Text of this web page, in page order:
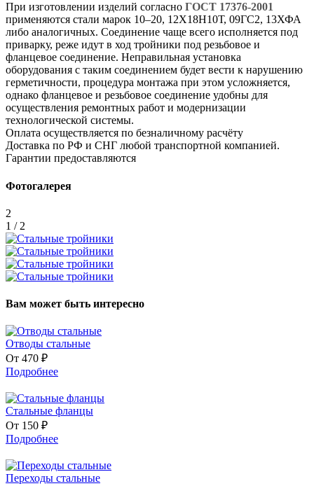
При изготовлении изделий согласно ГОСТ 17376-2001
применяются стали марок 10–20, 12Х18Н10Т, 09ГС2, 13ХФА
либо аналогичных. Соединение чаще всего исполняется под
приварку, реже идут в ход тройники под резьбовое и
фланцевое соединение. Неправильная установка
оборудования с таким соединением будет вести к нарушению
герметичности, процедура монтажа при этом усложняется,
однако фланцевое и резьбовое соединение удобны для
осуществления ремонтных работ и модернизации
технологической системы.
Оплата осуществляется по безналичному расчёту
Доставка по РФ и СНГ любой транспортной компанией.
Гарантии предоставляются
Фотогалерея
2
1 / 2
Вам может быть интересно
Отводы стальные
От 470 ₽
Подробнее
Стальные фланцы
От 150 ₽
Подробнее
Переходы стальные